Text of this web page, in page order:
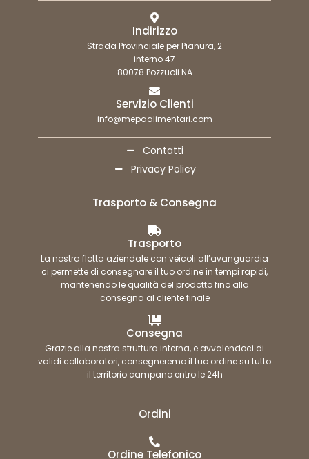
Indirizzo
Strada Provinciale per Pianura, 2
interno 47
80078 Pozzuoli NA
Servizio Clienti
info@mepaalimentari.com
Contatti
Privacy Policy
Trasporto & Consegna
Trasporto
La nostra flotta aziendale con veicoli all’avanguardia
ci permette di consegnare il tuo ordine in tempi rapidi,
mantenendo le qualità del prodotto fino alla
consegna al cliente finale
Consegna
Grazie alla nostra struttura interna, e avvalendoci di
validi collaboratori, consegneremo il tuo ordine su tutto
il territorio campano entro le 24h
Ordini
Ordine Telefonico